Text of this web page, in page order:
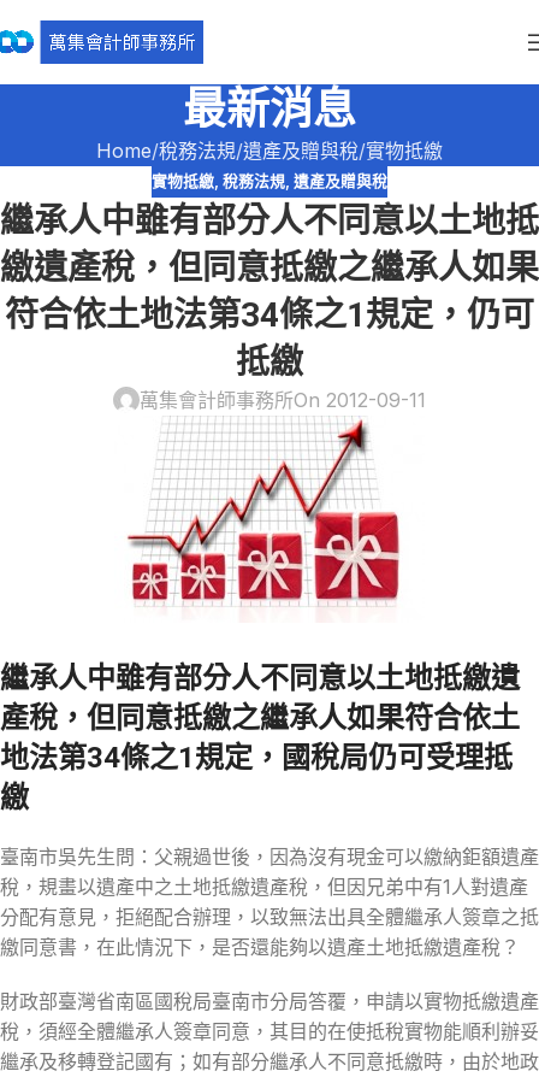
最新消息
Home 稅務法規 遺產及贈與稅 實物抵繳
實物抵繳, 稅務法規, 遺產及贈與稅
繼承人中雖有部分人不同意以土地抵
繳遺產稅，但同意抵繳之繼承人如果
符合依土地法第34條之1規定，仍可
抵繳
萬集會計師事務所On 2012-09-11
繼承人中雖有部分人不同意以土地抵繳遺
產稅，但同意抵繳之繼承人如果符合依土
地法第34條之1規定，國稅局仍可受理抵
繳
臺南市吳先生問：父親過世後，因為沒有現金可以繳納鉅額遺產
稅，規畫以遺產中之土地抵繳遺產稅，但因兄弟中有1人對遺產
分配有意見，拒絕配合辦理，以致無法出具全體繼承人簽章之抵
繳同意書，在此情況下，是否還能夠以遺產土地抵繳遺產稅？
財政部臺灣省南區國稅局臺南市分局答覆，申請以實物抵繳遺產
稅，須經全體繼承人簽章同意，其目的在使抵稅實物能順利辦妥
繼承及移轉登記國有；如有部分繼承人不同意抵繳時，由於地政